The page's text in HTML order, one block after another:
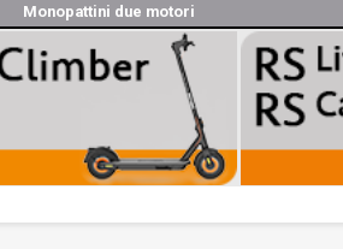
Monopattini due motori